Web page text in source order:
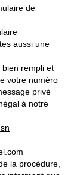
de
aussi une
rempli et
votre numéro
privé
à notre
la procédure,